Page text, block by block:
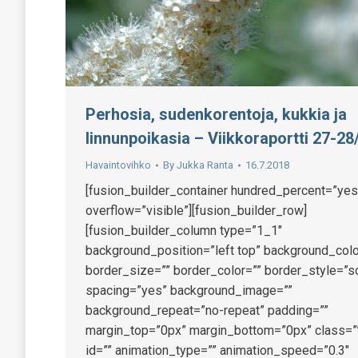
Perhosia, sudenkorentoja, kukkia ja
linnunpoikasia – Viikkoraportti 27-
Havaintovihko By Jukka Ranta 16.7.2018
[fusion_builder_container
overflow=”visible”][fusion_builder_row]
[fusion_builder_column type=”1_1″
background_position=”left top”
border_size=”” border_color=””
spacing=”yes” background_image=””
background_repeat=”no-repeat” padding=””
margin_top=”0px” margin_bottom=”0px”
id=”” animation_type=”” animation_speed=”0.3″